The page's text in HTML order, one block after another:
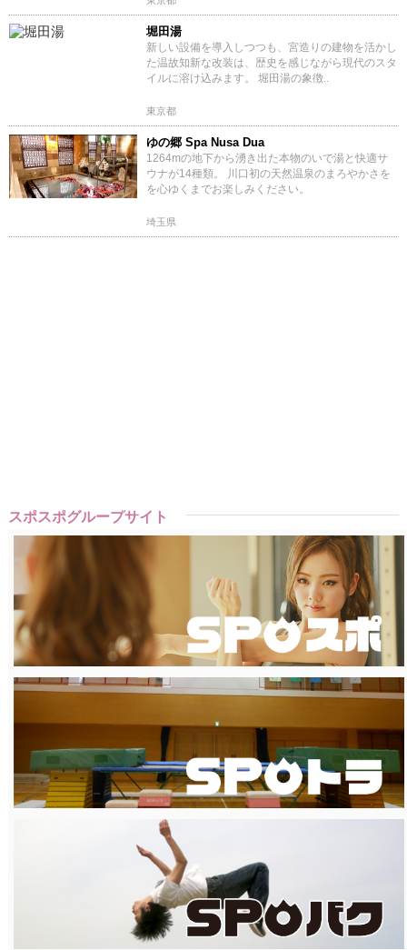
堀田湯
新しい設備を導入しつつも、宮造りの建物を活かし
た温故知新な改装は、歴史を感じながら現代のスタ
イルに溶け込みます。 堀田湯の象徴..
東京都
ゆの郷 Spa Nusa Dua
1264mの地下から湧き出た本物のいで湯と快適サ
ウナが14種類。 川口初の天然温泉のまろやかさを
を心ゆくまでお楽しみください。
埼玉県
スポスポグループサイト